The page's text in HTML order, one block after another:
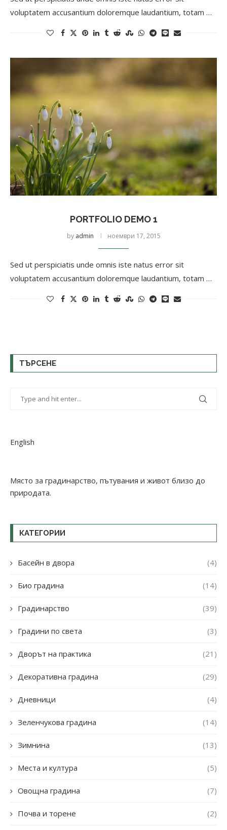
voluptatem accusantium doloremque laudantium, totam …
PORTFOLIO DEMO 1
by admin ноември 17, 2015
Sed ut perspiciatis unde omnis iste natus error sit
voluptatem accusantium doloremque laudantium, totam …
ТЪРСЕНЕ
English
Място за градинарство, пътувания и живот близо до
природата.
КАТЕГОРИИ
Басейн в двора (4)
Био градина (14)
Градинарство (39)
Градини по света (3)
Дворът на практика (21)
Декоративна градина (29)
Дневници (4)
Зеленчукова градина (14)
Зимнина (13)
Места и култура (5)
Овощна градина (7)
Почва и торене (2)